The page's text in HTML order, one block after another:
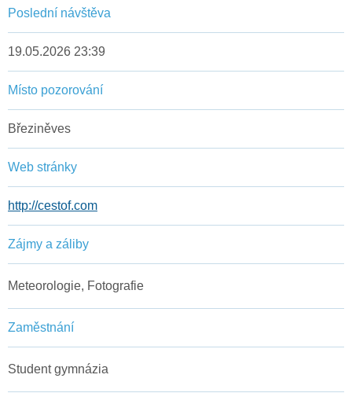
Poslední návštěva
19.05.2026 23:39
Místo pozorování
Březiněves
Web stránky
http://cestof.com
Zájmy a záliby
Meteorologie, Fotografie
Zaměstnání
Student gymnázia